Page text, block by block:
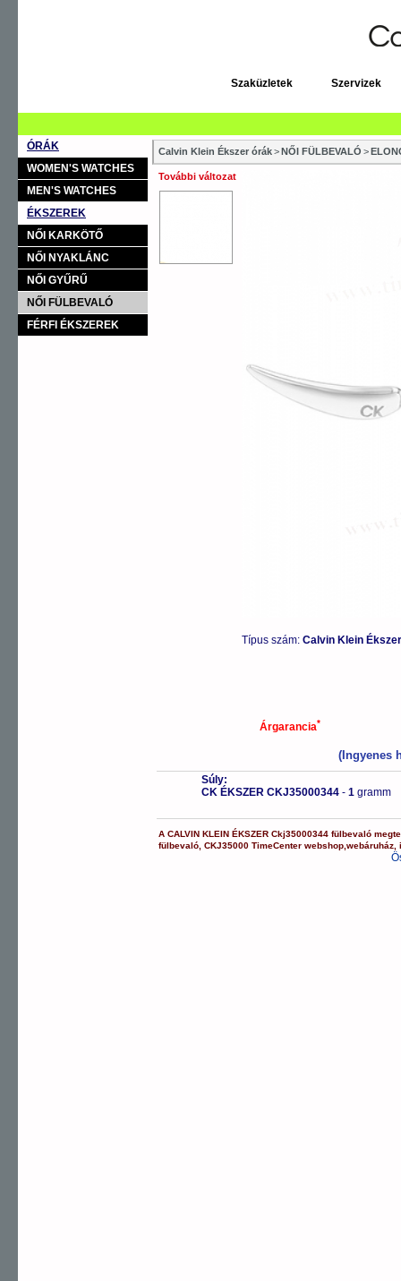
Szaküzletek Szervizek
ÓRÁK
WOMEN'S WATCHES
MEN'S WATCHES
ÉKSZEREK
NŐI KARKÖTŐ
NŐI NYAKLÁNC
NŐI GYŰRŰ
NŐI FÜLBEVALÓ
FÉRFI ÉKSZEREK
Calvin Klein Ékszer órák>NŐI FÜLBEVALÓ >
További változat
Típus szám: Calvin Klein
Árgarancia*
(Ingyenes
Súly:
CK ÉKSZER CKJ35000344 - 1 gramm
ACALVIN KLEIN ÉKSZER Ckj35000344 fülbevaló
fülbevaló ,CKJ35000 TimeCenter webshop ,webáruház ,